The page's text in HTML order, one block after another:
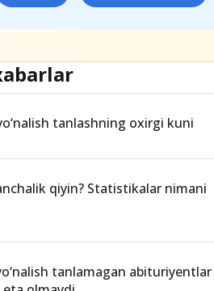
tanlashning oxirgi kuni
qiyin? Statistikalar nimani
tanlamagan abituriyentlar